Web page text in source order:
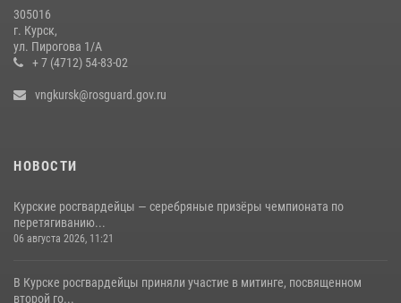
Центральный округ Росгвардии отмечает 105-летие
15 июля 2026, 10:00
305016
г. Курск,
ул. Пирогова 1/А
+ 7 (4712) 54-83-02
vngkursk@rosguard.gov.ru
НОВОСТИ
Курские росгвардейцы — серебряные призёры чемпионата по
перетягиванию...
06 августа 2026, 11:21
В Курске росгвардейцы приняли участие в митинге, посвященном
второй го...